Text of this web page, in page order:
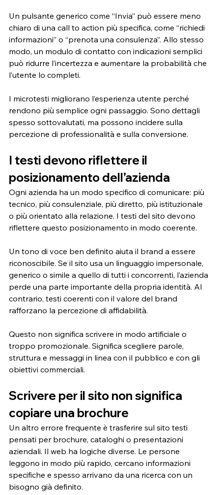
Un pulsante generico come “Invia” può essere meno
chiaro di una call to action più specifica, come “richiedi
informazioni” o “prenota una consulenza”. Allo stesso
modo, un modulo di contatto con indicazioni semplici
può ridurre l’incertezza e aumentare la probabilità che
l’utente lo completi.
I microtesti migliorano l’esperienza utente perché
rendono più semplice ogni passaggio. Sono dettagli
spesso sottovalutati, ma possono incidere sulla
percezione di professionalità e sulla conversione.
I testi devono riflettere il
posizionamento dell’azienda
Ogni azienda ha un modo specifico di comunicare: più
tecnico, più consulenziale, più diretto, più istituzionale
o più orientato alla relazione. I testi del sito devono
riflettere questo posizionamento in modo coerente.
Un tono di voce ben definito aiuta il brand a essere
riconoscibile. Se il sito usa un linguaggio impersonale,
generico o simile a quello di tutti i concorrenti, l’azienda
perde una parte importante della propria identità. Al
contrario, testi coerenti con il valore del brand
rafforzano la percezione di affidabilità.
Questo non significa scrivere in modo artificiale o
troppo promozionale. Significa scegliere parole,
struttura e messaggi in linea con il pubblico e con gli
obiettivi commerciali.
Scrivere per il sito non significa
copiare una brochure
Un altro errore frequente è trasferire sul sito testi
pensati per brochure, cataloghi o presentazioni
aziendali. Il web ha logiche diverse. Le persone
leggono in modo più rapido, cercano informazioni
specifiche e spesso arrivano da una ricerca con un
bisogno già definito.